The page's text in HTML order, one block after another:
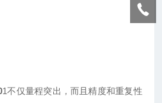
1不仅量程突出 ， 而且精度和重复性